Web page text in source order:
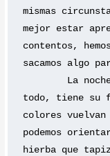
mismas
mejor estar
contentos,
sacamos algo
todo, tiene su
colores
podemos
hierba que